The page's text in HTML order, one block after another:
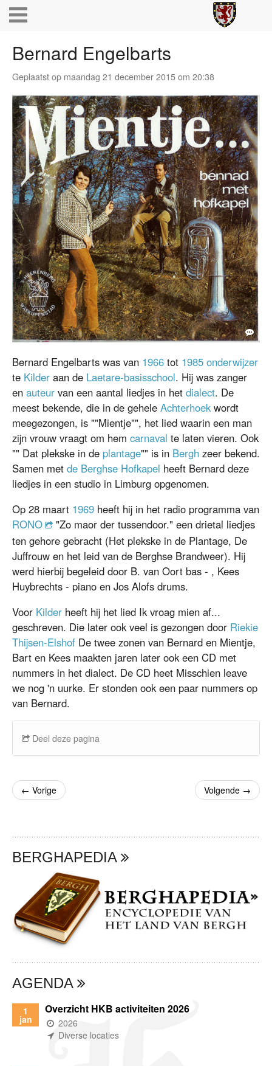
Bernard Engelbarts
Geplaatst op maandag 21 december 2015 om 20:38
Bernard Engelbarts was van 1966 tot 1985 onderwijzer
te Kilder aan de Laetare-basisschool. Hij was zanger
en auteur van een aantal liedjes in het dialect. De
meest bekende, die in de gehele Achterhoekwordt
meegezongen, is ""Mientje"", het lied waarin een man
zijn vrouw vraagt om hem carnaval te laten vieren. Ook
"" Dat plekske in de plantage"" is in Bergh zeer bekend.
Samen met de Berghse Hofkapel heeft Bernard deze
liedjes in een studio in Limburg opgenomen.
Op 28 maart 1969 heeft hij in het radio programma van
RONO
"Zo maor der tussendoor." een drietal liedjes
ten gehore gebracht (Het plekske in de Plantage, De
Juffrouw en het leid van de Berghse Brandweer). Hij
werd hierbij begeleid door B. van Oort bas - , Kees
Huybrechts - piano en Jos Alofs drums.
Voor Kilder heeft hij het lied Ik vroag mien af...
geschreven. Die later ook veel is gezongen door Riekie
Thijsen-Elshof De twee zonen van Bernard en Mientje,
Bart en Kees maakten jaren later ook een CD met
nummers in het dialect. De CD heet Misschien leave
we nog 'n uurke. Er stonden ook een paar nummers op
van Bernard.
Deel deze pagina
← Vorige Volgende →
BERGHAPEDIA
AGENDA
1
jan
Overzicht HKB activiteiten 2026
(wanneer)
2026
(waar)
Diverse locaties